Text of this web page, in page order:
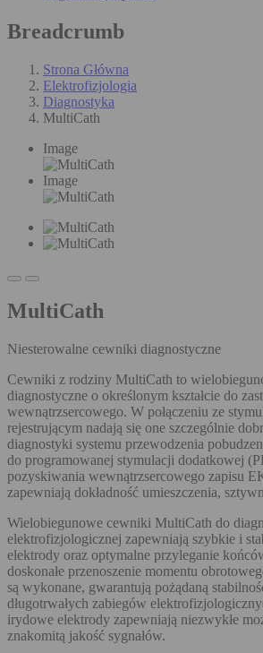
Breadcrumb
Strona Główna
Elektrofizjologia
Diagnostyka
MultiCath
Image
Image
MultiCath
Niesterowalne cewniki diagnostyczne
Cewniki z rodziny MultiCath to
diagnostyczne o określonym kształcie do
wewnątrzsercowego. W połączeniu ze
rejestrującym nadają się one szczególnie
diagnostyki systemu przewodzenia
do programowanej stymulacji dodatkowej
pozyskiwania wewnątrzsercowego zapisu
zapewniają dokładność umieszczenia,
Wielobiegunowe cewniki MultiCath do
elektrofizjologicznej zapewniają szybkie i
elektrody oraz optymalne przyleganie
doskonałe przenoszenie momentu
są wykonane, gwarantują pożądaną
długotrwałych zabiegów
irydowe elektrody zapewniają niezwykłe
znakomitą jakość sygnałów.